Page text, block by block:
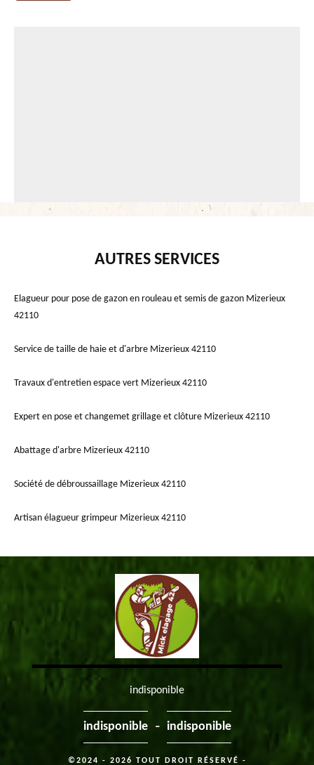
AUTRES SERVICES
Elagueur pour pose de gazon en rouleau et semis de gazon Mizerieux
42110
Service de taille de haie et d'arbre Mizerieux 42110
Travaux d'entretien espace vert Mizerieux 42110
Expert en pose et changemet grillage et clôture Mizerieux 42110
Abattage d'arbre Mizerieux 42110
Société de débroussaillage Mizerieux 42110
Artisan élagueur grimpeur Mizerieux 42110
indisponible
indisponible - indisponible
©2024 - 2026 TOUT DROIT RÉSERVÉ -